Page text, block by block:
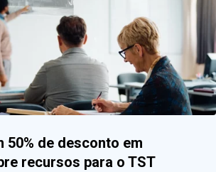
de desconto em
recursos para o TST